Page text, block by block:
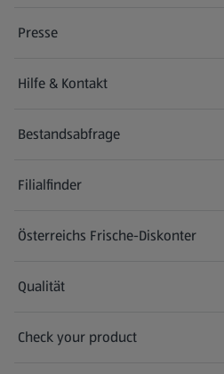
Presse
Hilfe & Kontakt
(öffnet in einem neuen Tab)
Bestandsabfrage
(öffnet in einem neuen Tab)
Filialfinder
Österreichs Frische-Diskonter
Qualität
Check your product
(öffnet in einem neuen Tab)